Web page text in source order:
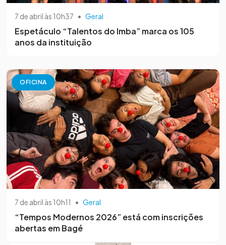
7 de abril às 10h37 • Geral
Espetáculo “Talentos do Imba” marca os 105
anos da instituição
OFICINA
7 de abril às 10h11 • Geral
“Tempos Modernos 2026” está com inscrições
abertas em Bagé